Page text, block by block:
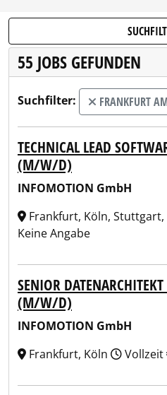
55 JOBS GEFUNDEN
Suchfilter: FRANKFURT
TECHNICAL LEAD
(M/W/D)
INFOMOTION GmbH
Frankfurt, Köln,
Keine Angabe
SENIOR
(M/W/D)
INFOMOTION GmbH
Frankfurt, Köln
Vollzeit